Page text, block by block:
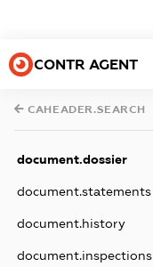
CONTR AGENT
CAHEADER.SEARCH
document.dossier
document.statements
document.history
document.inspections